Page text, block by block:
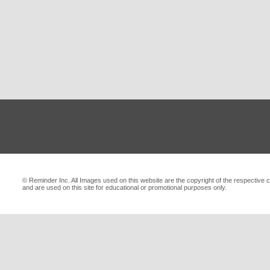
© Reminder Inc. All Images used on this website are the copyright of the respective
and are used on this site for educational or promotional purposes only.